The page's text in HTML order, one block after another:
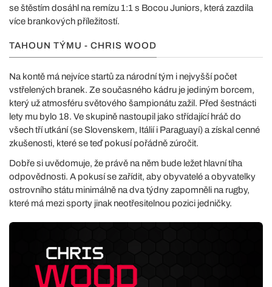
se štěstím dosáhl na remízu 1:1 s Bocou Juniors, která zazdila
více brankových příležitostí.
TAHOUN TÝMU - CHRIS WOOD
Na kontě má nejvíce startů za národní tým i nejvyšší počet
vstřelených branek. Ze současného kádru je jediným borcem,
který už atmosféru světového šampionátu zažil. Před šestnácti
lety mu bylo 18. Ve skupině nastoupil jako střídající hráč do
všech tří utkání (se Slovenskem, Itálií i Paraguayí) a získal cenné
zkušenosti, které se teď pokusí pořádně zúročit.
Dobře si uvědomuje, že právě na něm bude ležet hlavní tíha
odpovědnosti. A pokusí se zařídit, aby obyvatelé a obyvatelky
ostrovního státu minimálně na dva týdny zapomněli na rugby,
které má mezi sporty jinak neotřesitelnou pozici jedničky.